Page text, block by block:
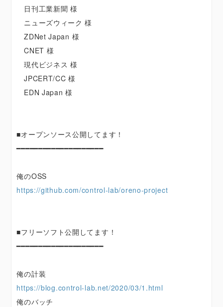
日刊工業新聞 様
ニューズウィーク 様
ZDNet Japan 様
CNET 様
現代ビジネス 様
JPCERT/CC 様
EDN Japan 様
■オープンソース公開してます！
━━━━━━━━━━━━━━━━━━━━
俺のOSS
https://github.com/control-lab/oreno-project
■フリーソフト公開してます！
━━━━━━━━━━━━━━━━━━━━
俺の計装
https://blog.control-lab.net/2020/03/1.html
俺のバッチ